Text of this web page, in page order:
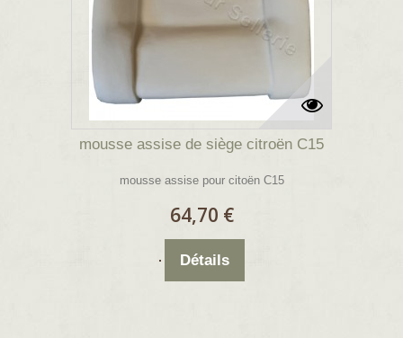
mousse assise de siège citroën C15
mousse assise pour citoën C15
64,70 €
Détails